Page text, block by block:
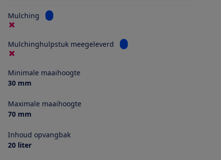
Mulching Bekijk informatie voor Mulching
Mulchinghulpstuk meegeleverd Bekijk informatie voor
Minimale maaihoogte
30 mm
Maximale maaihoogte
70 mm
Inhoud opvangbak
20 liter